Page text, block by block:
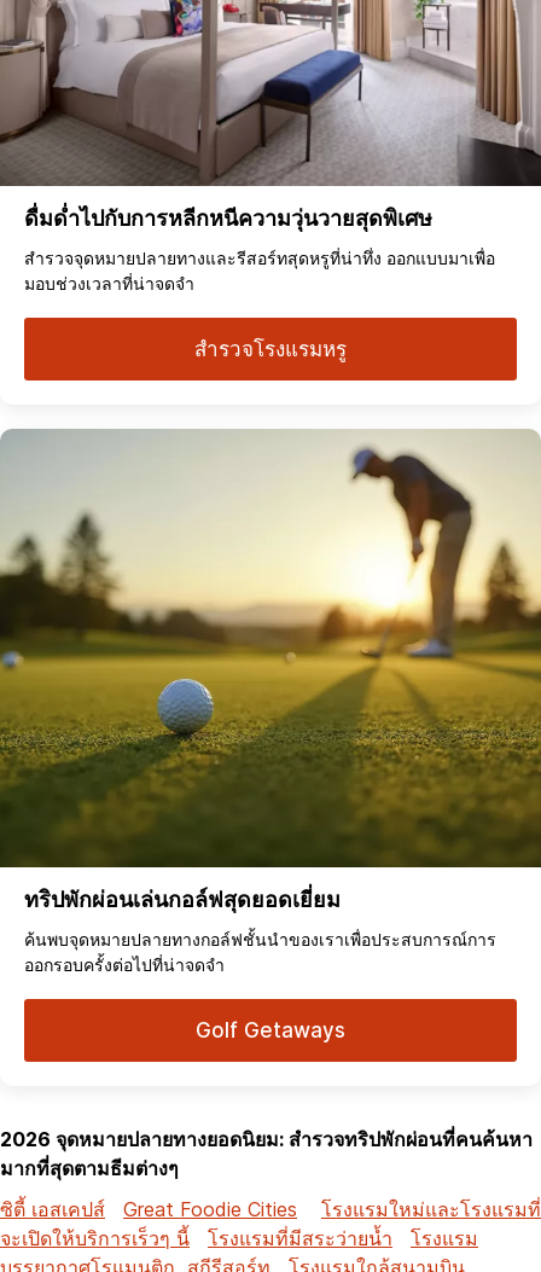
ดื่มด่ำไปกับการหลีกหนีความวุ่นวายสุดพิเศษ
สำรวจจุดหมายปลายทางและรีสอร์ทสุดหรูที่น่าทึ่ง ออกแบบมาเพื่อ
มอบช่วงเวลาที่น่าจดจำ
สำรวจโรงแรมหรู
ทริปพักผ่อนเล่นกอล์ฟสุดยอดเยี่ยม
ค้นพบจุดหมายปลายทางกอล์ฟชั้นนำของเราเพื่อประสบการณ์การ
ออกรอบครั้งต่อไปที่น่าจดจำ
Golf Getaways
2026 จุดหมายปลายทางยอดนิยม: สำรวจทริปพักผ่อนที่คนค้นหา
มากที่สุดตามธีมต่างๆ
ซิตี้ เอสเคปส์
Great Foodie Cities
โรงแรมใหม่และโรงแรมที่
จะเปิดให้บริการเร็วๆ นี้
โรงแรมที่มีสระว่ายน้ำ
โรงแรม
บรรยากาศโรแมนติก สกีรีสอร์ท โรงแรมใกล้สนามบิน